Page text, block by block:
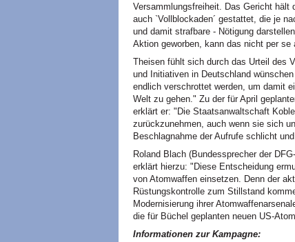
Versammlungsfreiheit. Das Gericht hält
auch `Vollblockaden´ gestattet, die je
und damit strafbare - Nötigung
Aktion geworben, kann das nicht per
Theisen fühlt sich durch das Urteil des
und Initiativen in Deutschland
endlich verschrottet werden, um damit
Welt zu gehen." Zu der für April
erklärt er: "Die Staatsanwaltschaft
zurückzunehmen, auch wenn sie sich
Beschlagnahme der Aufrufe schlicht
Roland Blach (Bundessprecher der
erklärt hierzu: "Diese Entscheidung
von Atomwaffen einsetzen. Denn der
Rüstungskontrolle zum Stillstand
Modernisierung ihrer
die für Büchel geplanten neuen US-
Informationen zur Kampagne: